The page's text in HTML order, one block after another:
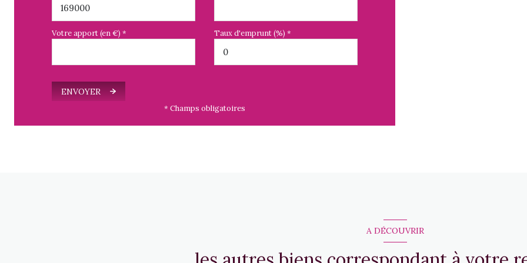
Votre apport (en €) * Taux d'emprunt (%) *
ENVOYER
* Champs obligatoires
A DÉCOUVRIR